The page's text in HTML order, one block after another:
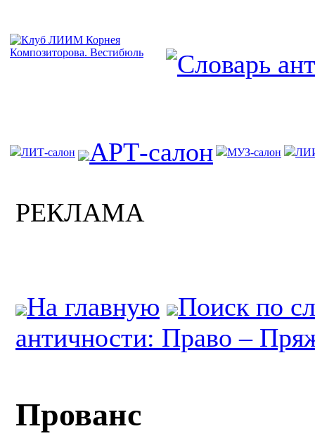
ЛИТ-салон АРТ-салон МУЗ-салон
РЕКЛАМА
На главную
Поиск по
античности: Право –
Прованс